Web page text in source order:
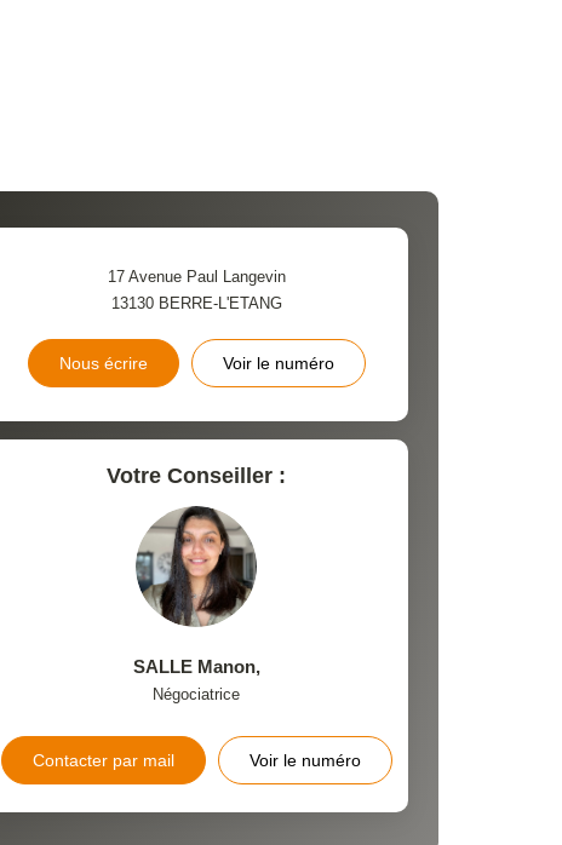
17 Avenue Paul Langevin
13130 BERRE-L'ETANG
Nous écrire Voir le numéro
Votre Conseiller :
SALLE Manon,
Négociatrice
Contacter par mail Voir le numéro